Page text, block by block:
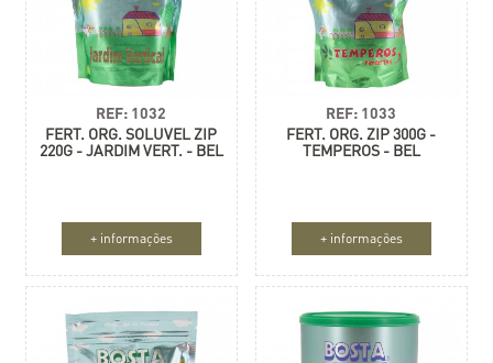
REF: 1032
FERT. ORG. SOLUVEL ZIP
220G - JARDIM VERT. - BEL
+ informações
REF: 1033
FERT. ORG. ZIP 300G -
TEMPEROS - BEL
+ informações